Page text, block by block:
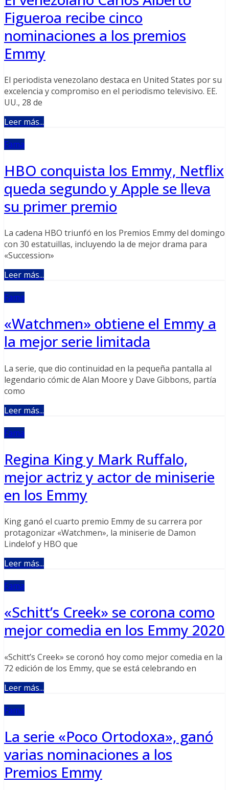
Figueroa recibe cinco
nominaciones a los premios
Emmy
El periodista venezolano destaca en United States por su
excelencia y compromiso en el periodismo televisivo. EE.
UU., 28 de
Leer más...
Fama
HBO conquista los Emmy, Netflix
queda segundo y Apple se lleva
su primer premio
La cadena HBO triunfó en los Premios Emmy del domingo
con 30 estatuillas, incluyendo la de mejor drama para
«Succession»
Leer más...
Fama
«Watchmen» obtiene el Emmy a
la mejor serie limitada
La serie, que dio continuidad en la pequeña pantalla al
legendario cómic de Alan Moore y Dave Gibbons, partía
como
Leer más...
Fama
Regina King y Mark Ruffalo,
mejor actriz y actor de miniserie
en los Emmy
King ganó el cuarto premio Emmy de su carrera por
protagonizar «Watchmen», la miniserie de Damon
Lindelof y HBO que
Leer más...
Fama
«Schitt’s Creek» se corona como
mejor comedia en los Emmy 2020
«Schitt’s Creek» se coronó hoy como mejor comedia en la
72 edición de los Emmy, que se está celebrando en
Leer más...
Fama
La serie «Poco Ortodoxa», ganó
varias nominaciones a los
Premios Emmy